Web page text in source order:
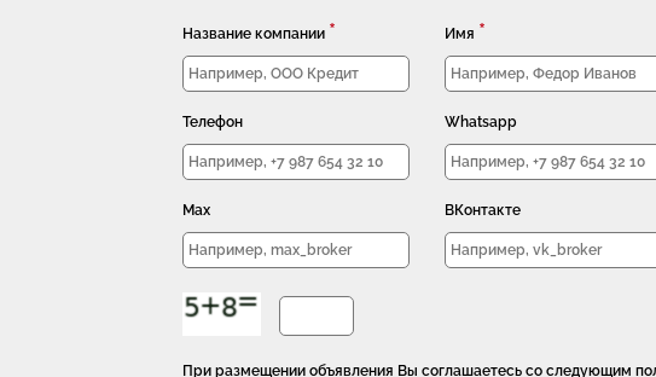
Название компании * Имя *
Телефон Whatsapp
Max ВКонтакте
При размещении объявления Вы соглашаетесь со следующим